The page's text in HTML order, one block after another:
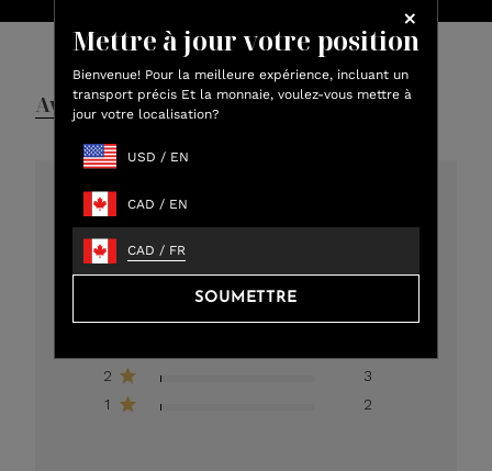
Mettre à jour votre position
Bienvenue! Pour la meilleure expérience, incluant un
transport précis Et la monnaie, voulez-vous mettre à
jour votre localisation?
USD / EN
CAD / EN
CAD / FR
SOUMETTRE
Avis des clients
Avis Questions et réponses
4.8
4
12
2
3
1
2